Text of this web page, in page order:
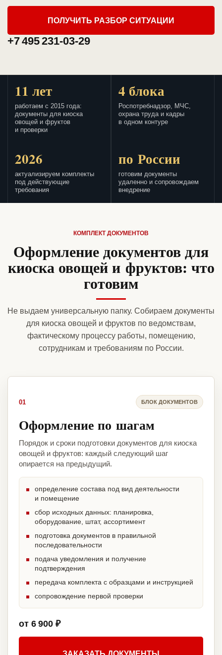
ПОЛУЧИТЬ РАЗБОР СИТУАЦИИ
+7 495 231-03-29
11 лет
работаем с 2015 года:
документы для киоска
овощей и фруктов
и проверки
4 блока
Роспотребнадзор, МЧС,
охрана труда и кадры
в одном контуре
2026
актуализируем комплекты
под действующие
требования
по России
готовим документы
удаленно и сопровождаем
внедрение
КОМПЛЕКТ ДОКУМЕНТОВ
Оформление документов для
киоска овощей и фруктов: что
готовим
Не выдаем универсальную папку. Собираем документы
для киоска овощей и фруктов по ведомствам,
фактическому процессу работы, помещению,
сотрудникам и требованиям по России.
01 БЛОК ДОКУМЕНТОВ
Оформление по шагам
Порядок и сроки подготовки документов для киоска
овощей и фруктов: каждый следующий шаг
опирается на предыдущий.
определение состава под вид деятельности
и помещение
сбор исходных данных: планировка,
оборудование, штат, ассортимент
подготовка документов в правильной
последовательности
подача уведомления и получение
подтверждения
передача комплекта с образцами и инструкцией
сопровождение первой проверки
от 6 900 ₽